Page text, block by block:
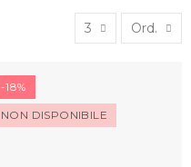
3 Ord.
-18%
NON DISPONIBILE